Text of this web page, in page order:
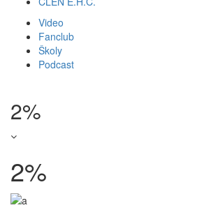
Video
Fanclub
Školy
Podcast
2%
2%